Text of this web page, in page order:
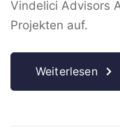
Vindelici Advisors
Projekten auf.
Weiterlesen